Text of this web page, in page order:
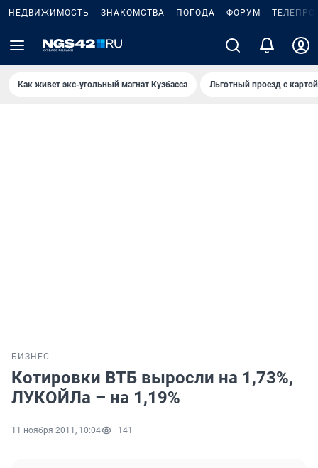
НЕДВИЖИМОСТЬ ЗНАКОМСТВА ПОГОДА ФОРУМ
Как живет экс-угольный магнат Кузбасса Льготный проезд с
БИЗНЕС
Котировки ВТБ выросли на 1,73%,
ЛУКОЙЛа – на 1,19%
11 ноября 2011, 10:04 141